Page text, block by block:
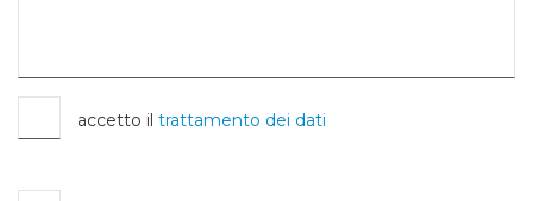
accetto il trattamento dei dati